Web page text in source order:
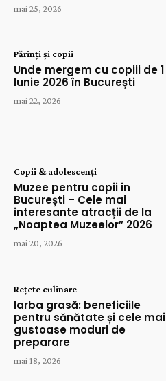
mai 25, 2026
Părinți și copii
Unde mergem cu copiii de 1
Iunie 2026 în București
mai 22, 2026
Copii & adolescenți
Muzee pentru copii în
București – Cele mai
interesante atracții de la
„Noaptea Muzeelor” 2026
mai 20, 2026
Rețete culinare
Iarba grasă: beneficiile
pentru sănătate și cele mai
gustoase moduri de
preparare
mai 18, 2026